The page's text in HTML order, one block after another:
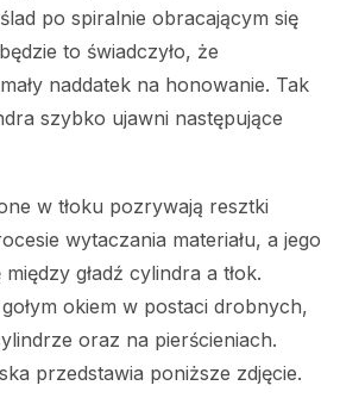
po spiralnie obracającym się
to świadczyło, że
naddatek na honowanie. Tak
szybko ujawni następujące
w tłoku pozrywają resztki
wytaczania materiału, a jego
gładź cylindra a tłok.
okiem w postaci drobnych,
oraz na pierścieniach.
przedstawia poniższe zdjęcie.